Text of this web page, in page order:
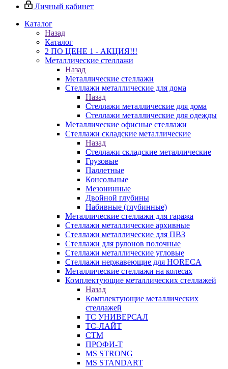
Личный кабинет
Каталог
Назад
Каталог
2 ПО ЦЕНЕ 1 - АКЦИЯ!!!
Металлические стеллажи
Назад
Металлические стеллажи
Стеллажи металлические для дома
Назад
Стеллажи металлические для дома
Стеллажи металлические для одежды
Металлические офисные стеллажи
Стеллажи складские металлические
Назад
Стеллажи складские металлические
Грузовые
Паллетные
Консольные
Мезонинные
Двойной глубины
Набивные (глубинные)
Металлические стеллажи для гаража
Стеллажи металлические архивные
Стеллажи металлические для ПВЗ
Стеллажи для рулонов полочные
Стеллажи металлические угловые
Стеллажи нержавеющие для HORECA
Металлические стеллажи на колесах
Комплектующие металлических стеллажей
Назад
Комплектующие металлических
стеллажей
ТС УНИВЕРСАЛ
ТС-ЛАЙТ
СТМ
ПРОФИ-Т
MS STRONG
MS STANDART